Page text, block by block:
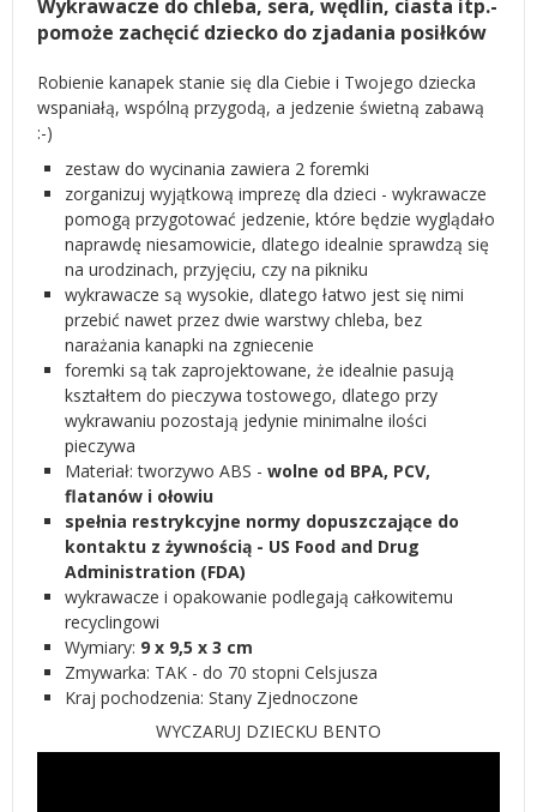
Wykrawacze do chleba, sera, wędlin, ciasta itp.-
pomoże zachęcić dziecko do zjadania posiłków
Robienie kanapek stanie się dla Ciebie i Twojego dziecka
wspaniałą, wspólną przygodą, a jedzenie świetną zabawą
:-)
zestaw do wycinania zawiera 2 foremki
zorganizuj wyjątkową imprezę dla dzieci - wykrawacze
pomogą przygotować jedzenie, które będzie wyglądało
naprawdę niesamowicie, dlatego idealnie sprawdzą się
na urodzinach, przyjęciu, czy na pikniku
wykrawacze są wysokie, dlatego łatwo jest się nimi
przebić nawet przez dwie warstwy chleba, bez
narażania kanapki na zgniecenie
foremki są tak zaprojektowane, że idealnie pasują
kształtem do pieczywa tostowego, dlatego przy
wykrawaniu pozostają jedynie minimalne ilości
pieczywa
Materiał: tworzywo ABS - wolne od BPA, PCV,
flatanów i ołowiu
spełnia restrykcyjne normy dopuszczające do
kontaktu z żywnością - US Food and Drug
Administration (FDA)
wykrawacze i opakowanie podlegają całkowitemu
recyclingowi
Wymiary: 9 x 9,5 x 3 cm
Zmywarka: TAK - do 70 stopni Celsjusza
Kraj pochodzenia: Stany Zjednoczone
WYCZARUJ DZIECKU BENTO